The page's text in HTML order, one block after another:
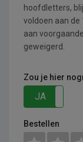
hoofdletters,
voldoen aan de
aan
geweigerd.
Zou je hier
JA
Bestellen